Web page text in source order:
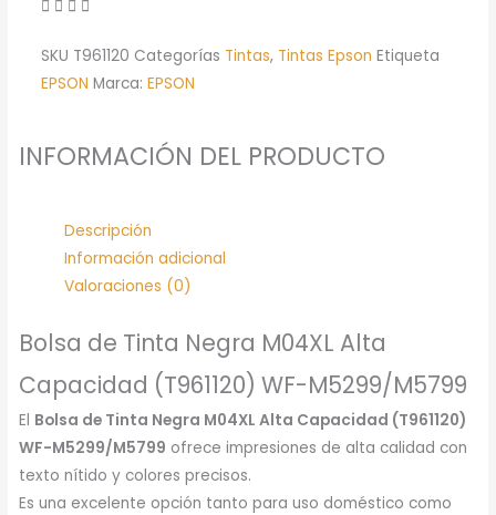
SKU T961120 Categorías Tintas, Tintas Epson Etiqueta
EPSON Marca:EPSON
INFORMACIÓN DEL PRODUCTO
Descripción
Información adicional
Valoraciones (0)
Bolsa de Tinta Negra M04XL Alta
Capacidad (T961120) WF-M5299/M5799
El Bolsa de Tinta Negra M04XL Alta Capacidad (T961120)
WF-M5299/M5799 ofrece impresiones de alta calidad con
texto nítido y colores precisos.
Es una excelente opción tanto para uso doméstico como